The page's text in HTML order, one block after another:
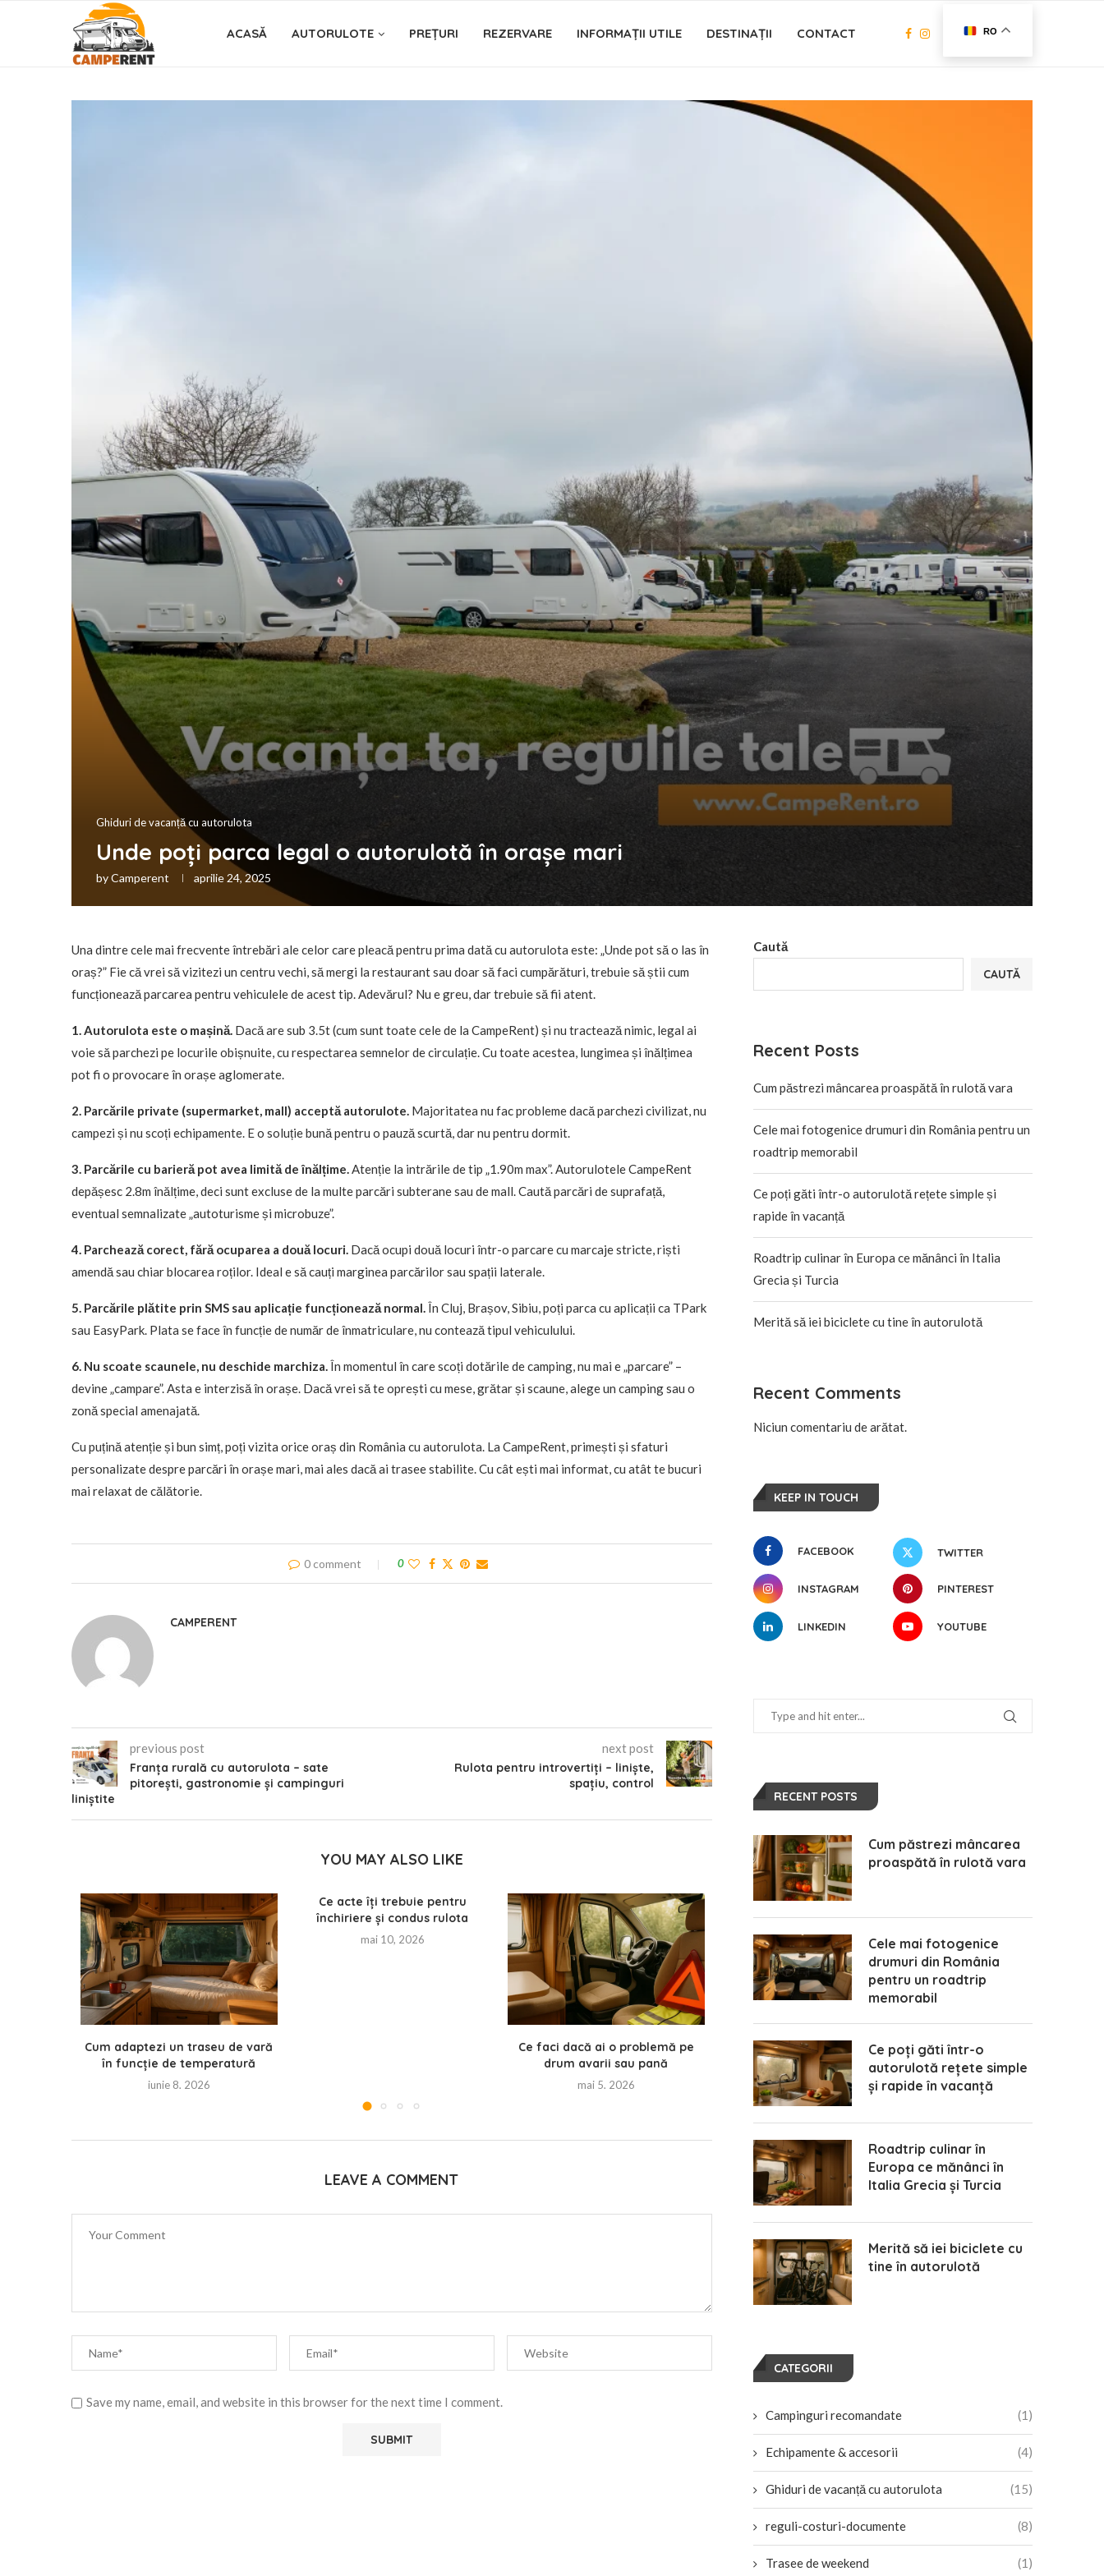
ACASĂ AUTORULOTE PREȚURI REZERVARE INFORMAȚII UTILE DESTINAȚII CONTACT RO
Ghiduri de vacanță cu autorulota
Unde poți parca legal o autorulotă în orașe mari
byCamperent aprilie 24, 2025
Una dintre cele mai frecvente întrebări ale celor care pleacă pentru prima dată cu autorulota este: „Unde pot să o las în
oraș?” Fie că vrei să vizitezi un centru vechi, să mergi la restaurant sau doar să faci cumpărături, trebuie să știi cum
funcționează parcarea pentru vehiculele de acest tip. Adevărul? Nu e greu, dar trebuie să fii atent.
1. Autorulota este o mașină. Dacă are sub 3.5t (cum sunt toate cele de la CampeRent) și nu tractează nimic, legal ai
voie să parchezi pe locurile obișnuite, cu respectarea semnelor de circulație. Cu toate acestea, lungimea și înălțimea
pot fi o provocare în orașe aglomerate.
2. Parcările private (supermarket, mall) acceptă autorulote. Majoritatea nu fac probleme dacă parchezi civilizat, nu
campezi și nu scoți echipamente. E o soluție bună pentru o pauză scurtă, dar nu pentru dormit.
3. Parcările cu barieră pot avea limită de înălțime.Atenție la intrările de tip „1.90m max”. Autorulotele CampeRent
depășesc 2.8m înălțime, deci sunt excluse de la multe parcări subterane sau de mall. Caută parcări de suprafață,
eventual semnalizate „autoturisme și microbuze”.
4. Parchează corect, fără ocuparea a două locuri. Dacă ocupi două locuri într-o parcare cu marcaje stricte, riști
amendă sau chiar blocarea roților. Ideal e să cauți marginea parcărilor sau spații laterale.
5. Parcările plătite prin SMS sau aplicație funcționează normal.În Cluj, Brașov, Sibiu, poți parca cu aplicații ca TPark
sau EasyPark. Plata se face în funcție de număr de înmatriculare, nu contează tipul vehiculului.
6. Nu scoate scaunele, nu deschide marchiza.În momentul în care scoți dotările de camping, nu mai e „parcare” –
devine „campare”. Asta e interzisă în orașe. Dacă vrei să te oprești cu mese, grătar și scaune, alege un camping sau o
zonă special amenajată.
Cu puțină atenție și bun simț, poți vizita orice oraș din România cu autorulota. La CampeRent, primești și sfaturi
personalizate despre parcări în orașe mari, mai ales dacă ai trasee stabilite. Cu cât ești mai informat, cu atât te bucuri
mai relaxat de călătorie.
0 comment 0
CAMPERENT
previous post
Franța rurală cu autorulota – sate
pitorești, gastronomie și campinguri
liniștite
next post
Rulota pentru introvertiți – liniște,
spațiu, control
YOU MAY ALSO LIKE
Cum adaptezi un traseu de vară
în funcție de temperatură
iunie 8, 2026
Ce acte îți trebuie pentru
închiriere și condus rulota
mai 10, 2026
Ce faci dacă ai o problemă pe
drum avarii sau pană
mai 5, 2026
Ce faci dacă plouă 3 zile în
vacanța cu rulota
aprilie 30, 2026
Ce trebuie să știi despre
asigurările autorulotei
LEAVE A COMMENT
Save my name, email, and website in this browser for the next time I comment.
Caută
CAUTĂ
Recent Posts
Cum păstrezi mâncarea proaspătă în rulotă vara
Cele mai fotogenice drumuri din România pentru un
roadtrip memorabil
Ce poți găti într-o autorulotă rețete simple și
rapide în vacanță
Roadtrip culinar în Europa ce mănânci în Italia
Grecia și Turcia
Merită să iei biciclete cu tine în autorulotă
Recent Comments
Niciun comentariu de arătat.
KEEP IN TOUCH
FACEBOOK TWITTER
INSTAGRAM PINTEREST
LINKEDIN YOUTUBE
RECENT POSTS
Cum păstrezi mâncarea
proaspătă în rulotă vara
Cele mai fotogenice
drumuri din România
pentru un roadtrip
memorabil
Ce poți găti într-o
autorulotă rețete simple
și rapide în vacanță
Roadtrip culinar în
Europa ce mănânci în
Italia Grecia și Turcia
Merită să iei biciclete cu
tine în autorulotă
CATEGORII
Campinguri recomandate (1)
Echipamente & accesorii (4)
Ghiduri de vacanță cu autorulota (15)
reguli-costuri-documente (8)
Trasee de weekend (1)